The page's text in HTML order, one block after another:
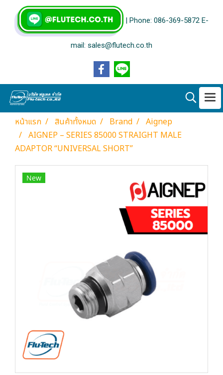
| Phone: 086-369-5872 E-
mail: sales@flutech.co.th
หน้าแรก สินค้าทั้งหมด Brand
Aignep
AIGNEP – SERIES 85000 STRAIGHT MALE
ADAPTOR “UNIVERSAL SHORT”
New